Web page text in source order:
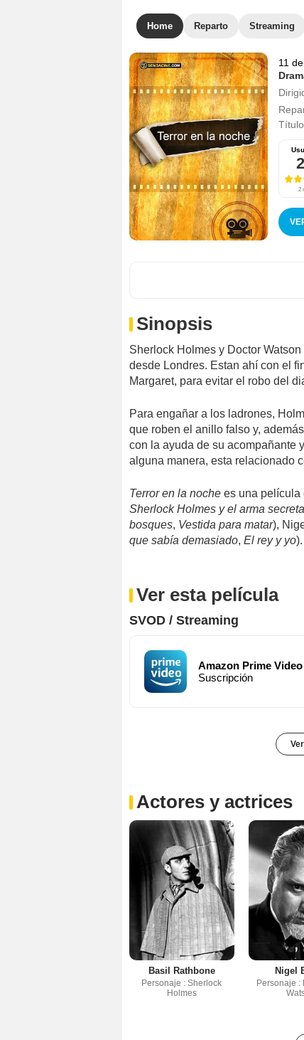
Home Reparto Streaming
11
2
Sinopsis
Sherlock Holmes y Doctor
desde Londres. Estan ahí con el
Margaret, para evitar el robo del
Para engañar a los ladrones,
que roben el anillo falso y,
con la ayuda de su acompañante
alguna manera, esta relacionado
Terror en la noche es una película
Sherlock Holmes y el arma secreta
bosques, Vestida para matar),
que sabía demasiado, El rey y yo).
Ver esta película
SVOD / Streaming
Amazon Prime Video
Suscripción
Actores y actrices
Basil Rathbone
Personaje : Sherlock
Holmes
Nigel
Personaje :